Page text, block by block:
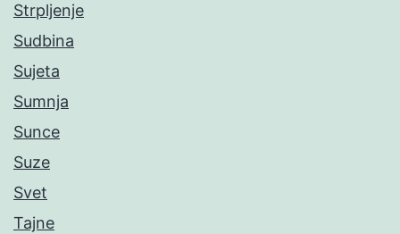
Strpljenje
Sudbina
Sujeta
Sumnja
Sunce
Suze
Svet
Tajne